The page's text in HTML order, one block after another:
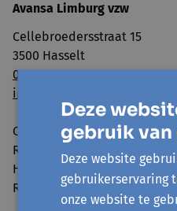
Avansa Limburg vzw
Cellebroedersstraat 15
3500 Hasselt
011 560 100
info@avansa-limburg.be
Ondernemingsnummer:
RPR:
Hasselt
Rekeningnummer: BE98
Deze
gebruik
Deze website
gebruikerservaring
onze website te